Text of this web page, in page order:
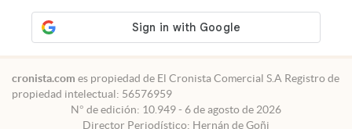
Privacidad
Consentimiento
Tel:+54 11 7078-3270
cronista.com es propiedad de El Cronista Comercial S.A Registro de
propiedad intelectual: 56576959
N° de edición: 10.949 - 6 de agosto de 2026
Director Periodístico: Hernán de Goñi